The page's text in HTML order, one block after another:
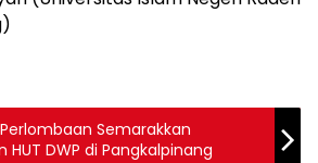
Semarakkan
HUT DWP di Pangkalpinang